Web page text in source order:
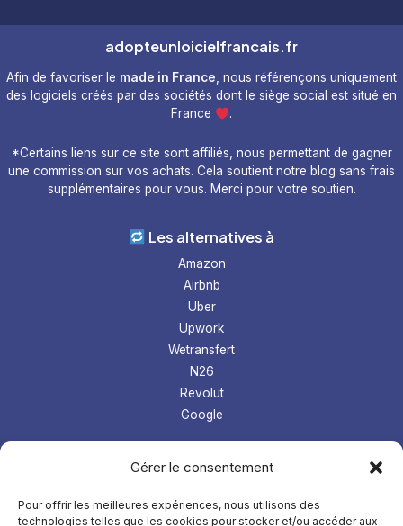
Gérer le consentement
Pour offrir les meilleures expériences, nous utilisons des
technologies telles que les cookies pour stocker et/ou accéder aux
adopteunloicielfrancais.fr
Afin de favoriser le made in France , nous référençons uniquement
des logiciels créés par des sociétés dont le siège social est situé en
France
.
*Certains liens sur ce site sont affiliés, nous permettant de gagner
une commission sur vos achats. Cela soutient notre blog sans frais
supplémentaires pour vous. Merci pour votre soutien.
Les alternatives à
Amazon
Airbnb
Uber
Upwork
Wetransfert
N26
Revolut
Google
Gestion microentreprise
LMS